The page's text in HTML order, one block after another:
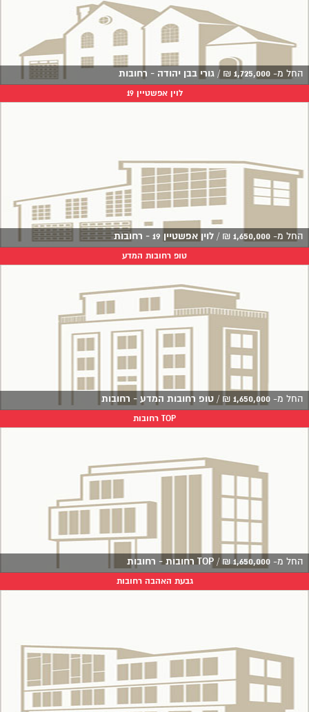
החל מ- 1,725,000
₪
/ גורי בבן יהודה - רחובות
לוין אפשטיין 19
החל מ- 1,650,000
₪
/ לוין אפשטיין 19 - רחובות
טופ רחובות המדע
החל מ- 1,650,000
₪
/ טופ רחובות המדע - רחובות
TOP רחובות
החל מ- 1,650,000
₪
/ TOP רחובות - רחובות
גבעת האהבה רחובות